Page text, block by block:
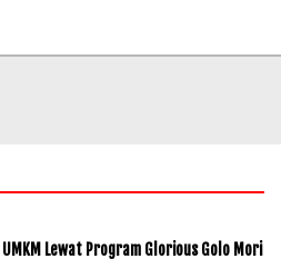
Lewat Program Glorious Golo Mori